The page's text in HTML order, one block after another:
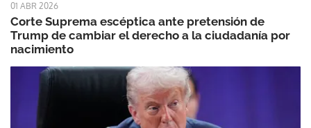
01 ABR 2026
Corte Suprema escéptica ante pretensión de
Trump de cambiar el derecho a la ciudadanía por
nacimiento